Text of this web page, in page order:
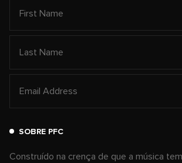
SOBRE PFC
Construído na crença de que a música